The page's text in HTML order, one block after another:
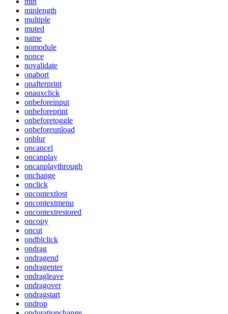
minlength
multiple
muted
name
nomodule
nonce
novalidate
onabort
onafterprint
onauxclick
onbeforeinput
onbeforeprint
onbeforetoggle
onbeforeunload
onblur
oncancel
oncanplay
oncanplaythrough
onchange
onclick
oncontextlost
oncontextmenu
oncontextrestored
oncopy
oncut
ondblclick
ondrag
ondragend
ondragenter
ondragleave
ondragover
ondragstart
ondrop